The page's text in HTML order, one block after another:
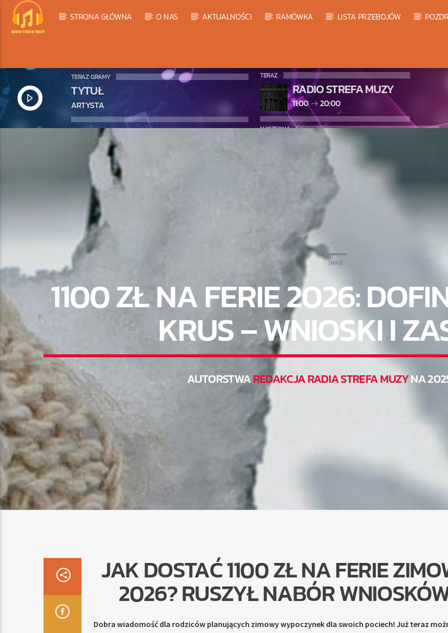
STRONA GŁÓWNA O NAS AKTUALNOŚCI RAMÓWKA LISTA PRZEBOJÓW
TERAZ GRAMY
TYTUŁ
ARTYSTA
TERAZ
RADIO STREFA MUZY
11:00 20:00
NASTĘPNA
LISTA PRZEBOJÓW HOT 20
21:00
INNE
1100 ZŁ NA FERIE 2026:
KRUS – WNIOSKI I
AUTORSTWAREDAKCJA RADIA STREFA MUZYNA
JAK DOSTAĆ 1100 ZŁ NA FERIE
2026? RUSZYŁ NABÓR
Dobra wiadomość dla rodziców planujących zimowy wypoczynek dla swoich pociech! Już teraz